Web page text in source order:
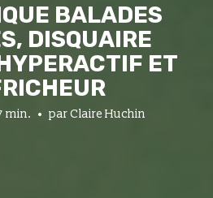
BALADES
DISQUAIRE
ET
min. parClaire Huchin